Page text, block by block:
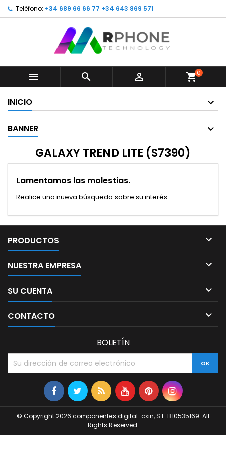
Teléfono: +34 689 66 66 77 +34 643 869 571
   shopping_cart0
INICIO
BANNER
GALAXY TREND LITE (S7390)
Lamentamos las molestias.
Realice una nueva búsqueda sobre su interés
PRODUCTOS 
NUESTRA EMPRESA 
SU CUENTA 
CONTACTO 
BOLETÍN
© Copyright 2026 componentes digital-cxin, S.L. B10535169. All
Rights Reserved.